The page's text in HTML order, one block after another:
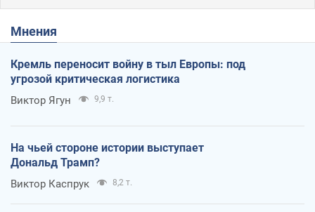
Мнения
Кремль переносит войну в тыл Европы: под
угрозой критическая логистика
Виктор Ягун 9,9 т.
На чьей стороне истории выступает
Дональд Трамп?
Виктор Каспрук 8,2 т.